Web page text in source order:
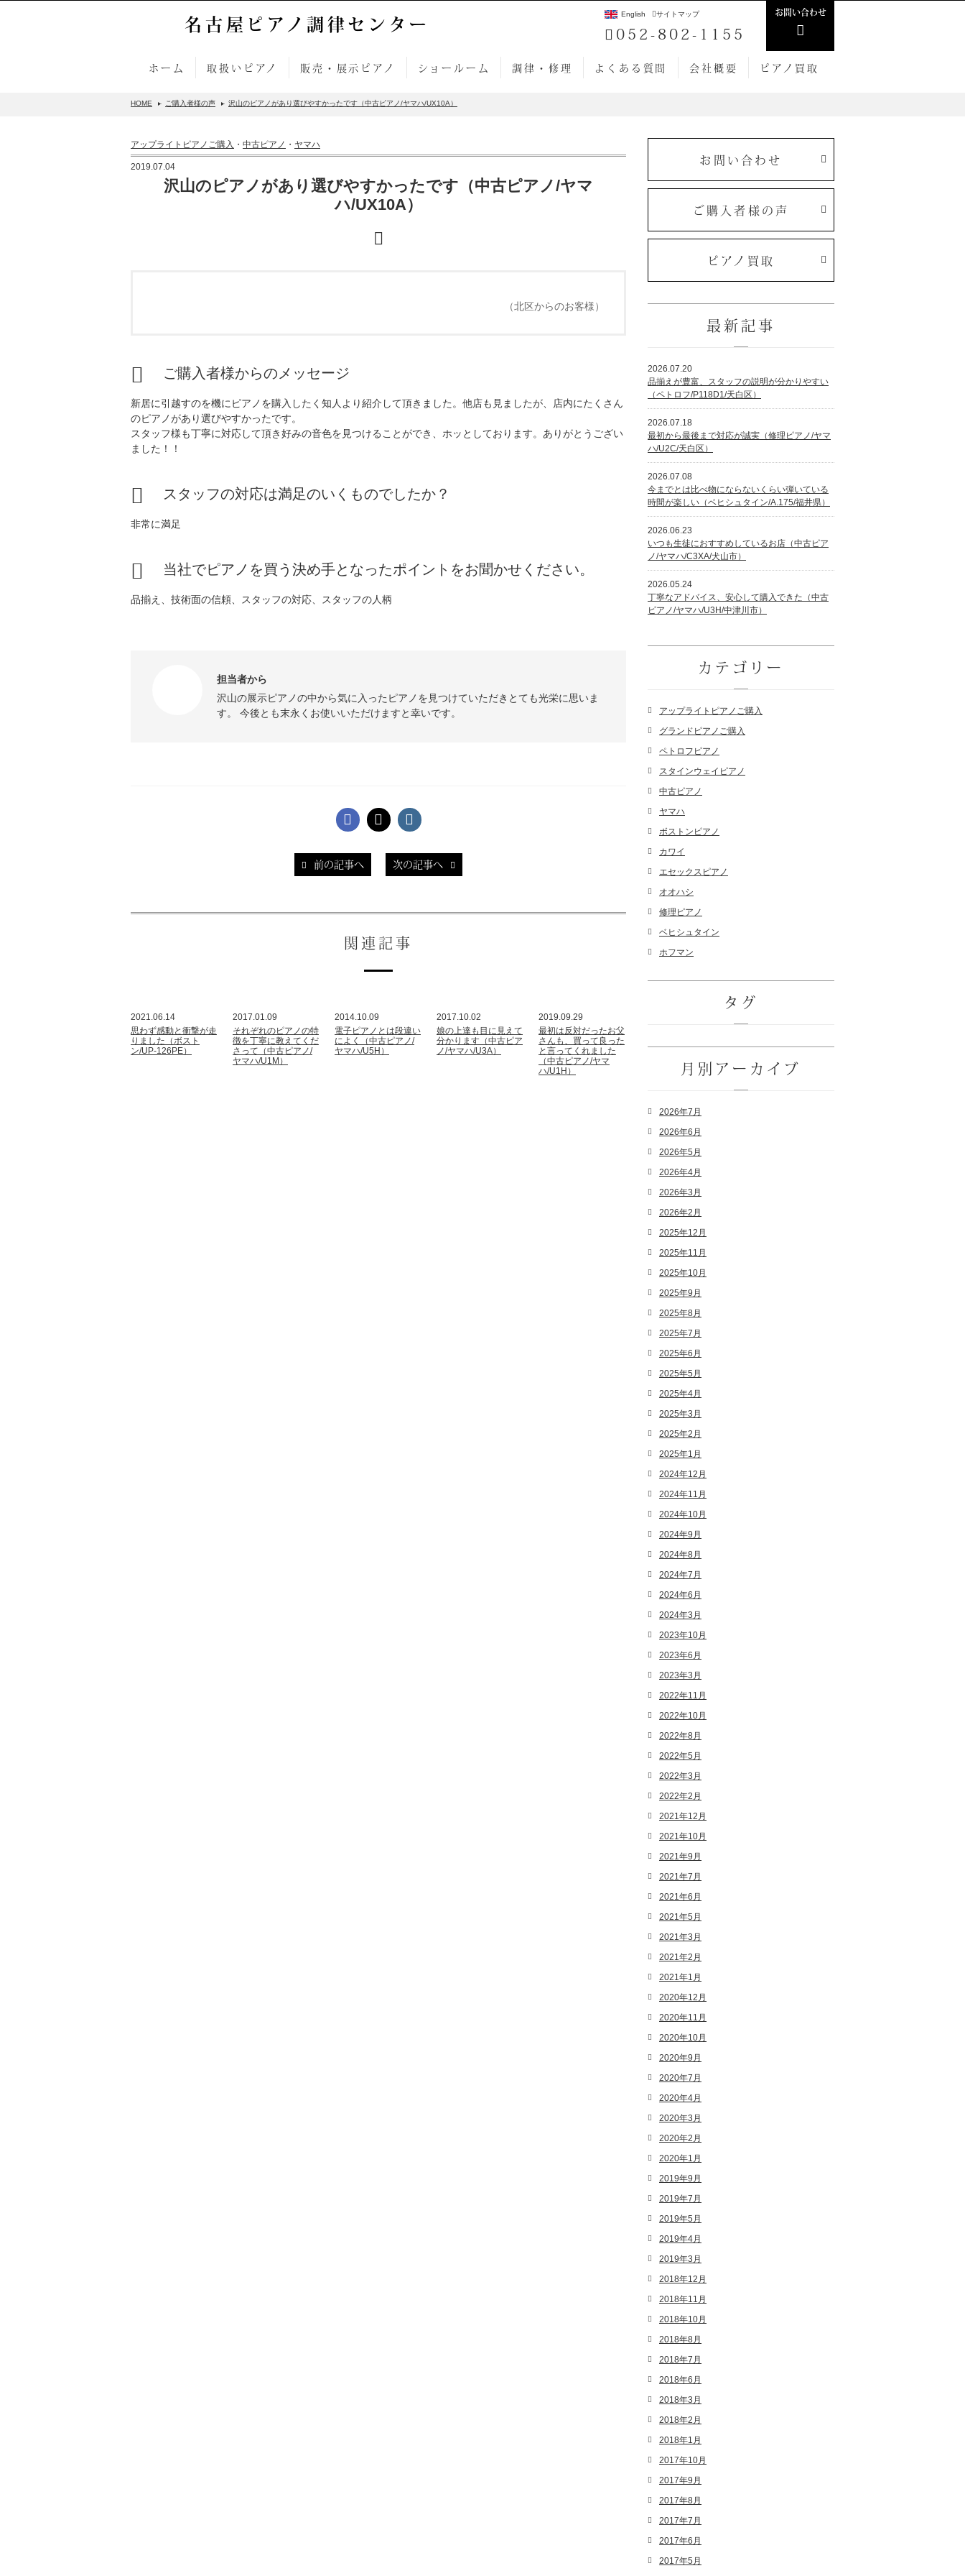
English サイトマップ
052-802-1155
お問い合わせ
名古屋ピアノ調律センター
ホーム 取扱いピアノ 販売・展示ピアノ ショールーム 調律・修理 よくある質問 会社概要 ピアノ買取
HOME ご購入者様の声 沢山のピアノがあり選びやすかったです（中古ピアノ/ヤマハ/UX10A）
アップライトピアノご購入 ・ 中古ピアノ ・ ヤマハ
2019.07.04
沢山のピアノがあり選びやすかったです（中古ピアノ/ヤマ
ハ/UX10A）
（北区からのお客様）
ご購入者様からのメッセージ
新居に引越すのを機にピアノを購入したく知人より紹介して頂きました。他店も見ましたが、店内にたくさん
のピアノがあり選びやすかったです。
スタッフ様も丁寧に対応して頂き好みの音色を見つけることができ、ホッとしております。ありがとうござい
ました！！
スタッフの対応は満足のいくものでしたか？
非常に満足
当社でピアノを買う決め手となったポイントをお聞かせください。
品揃え、技術面の信頼、スタッフの対応、スタッフの人柄
担当者から
沢山の展示ピアノの中から気に入ったピアノを見つけていただきとても光栄に思いま
す。 今後とも末永くお使いいただけますと幸いです。
前の記事へ 次の記事へ
関連記事
2021.06.14
思わず感動と衝撃が走
りました（ボスト
ン/UP-126PE）
2017.01.09
それぞれのピアノの特
徴を丁寧に教えてくだ
さって（中古ピアノ/
ヤマハ/U1M）
2014.10.09
電子ピアノとは段違い
によく（中古ピアノ/
ヤマハ/U5H）
2017.10.02
娘の上達も目に見えて
分かります（中古ピア
ノ/ヤマハ/U3A）
2019.09.29
最初は反対だったお父
さんも、買って良った
と言ってくれました
（中古ピアノ/ヤマ
ハ/U1H）
お問い合わせ
ご購入者様の声
ピアノ買取
最新記事
2026.07.20
品揃えが豊富、スタッフの説明が分かりやすい
（ペトロフ/P118D1/天白区）
2026.07.18
最初から最後まで対応が誠実（修理ピアノ/ヤマ
ハ/U2C/天白区）
2026.07.08
今までとは比べ物にならないくらい弾いている
時間が楽しい（ベヒシュタイン/A.175/福井県）
2026.06.23
いつも生徒におすすめしているお店（中古ピア
ノ/ヤマハ/C3XA/犬山市）
2026.05.24
丁寧なアドバイス、安心して購入できた（中古
ピアノ/ヤマハ/U3H/中津川市）
カテゴリー
アップライトピアノご購入
グランドピアノご購入
ペトロフピアノ
スタインウェイピアノ
中古ピアノ
ヤマハ
ボストンピアノ
カワイ
エセックスピアノ
オオハシ
修理ピアノ
ベヒシュタイン
ホフマン
タグ
月別アーカイブ
2026年7月
2026年6月
2026年5月
2026年4月
2026年3月
2026年2月
2025年12月
2025年11月
2025年10月
2025年9月
2025年8月
2025年7月
2025年6月
2025年5月
2025年4月
2025年3月
2025年2月
2025年1月
2024年12月
2024年11月
2024年10月
2024年9月
2024年8月
2024年7月
2024年6月
2024年3月
2023年10月
2023年6月
2023年3月
2022年11月
2022年10月
2022年8月
2022年5月
2022年3月
2022年2月
2021年12月
2021年10月
2021年9月
2021年7月
2021年6月
2021年5月
2021年3月
2021年2月
2021年1月
2020年12月
2020年11月
2020年10月
2020年9月
2020年7月
2020年4月
2020年3月
2020年2月
2020年1月
2019年9月
2019年7月
2019年5月
2019年4月
2019年3月
2018年12月
2018年11月
2018年10月
2018年8月
2018年7月
2018年6月
2018年3月
2018年2月
2018年1月
2017年10月
2017年9月
2017年8月
2017年7月
2017年6月
2017年5月